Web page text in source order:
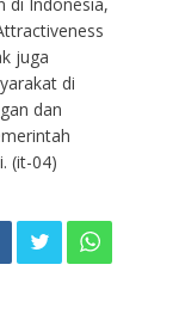
juga
di
dan
(it-04)